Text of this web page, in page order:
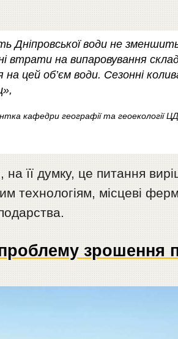
Дніпровської води не
втрати на випаровування
цей об’єм води. Сезонні
кафедри географії та геоекології
її думку, це питання
технологіям, місцеві
зрошення